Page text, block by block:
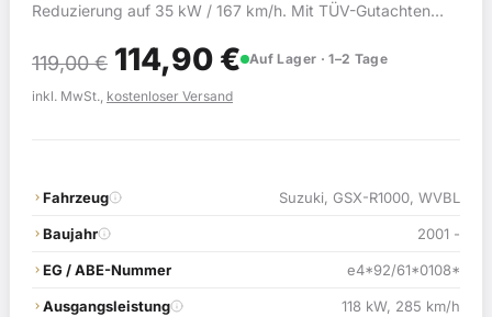
Reduzierung auf 35 kW / 167 km/h. Mit TÜV-Gutachten
119,00€ Ursprünglicher
Preis
119,00 €
114,90 €Aktueller
114,90 €.
Auf Lager · 1–2 Tage
inkl. MwSt., kostenloser Versand
Fahrzeug Suzuki, GSX-R1000, WVBL
Baujahr 2001 -
EG / ABE-Nummer e4*92/61*0108*
Ausgangsleistung 118 kW, 285 km/h